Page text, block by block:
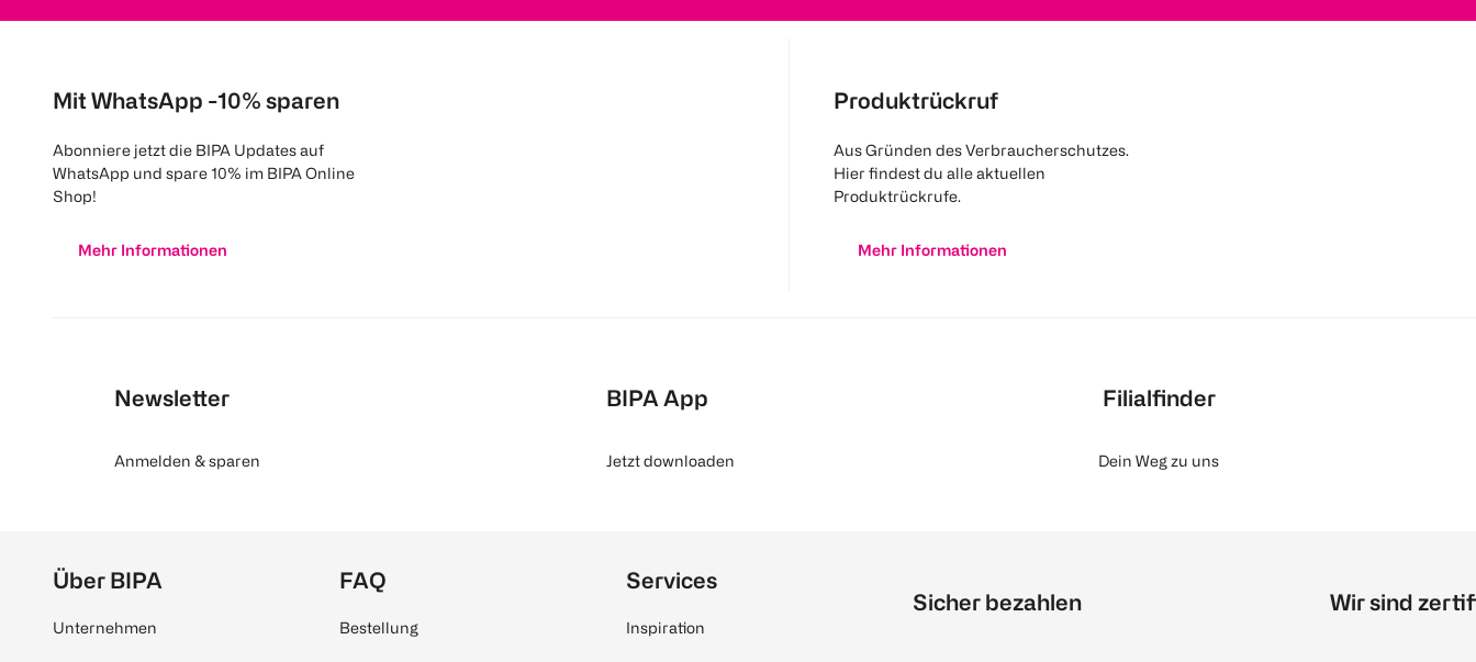
Mit WhatsApp -10% sparen
Abonniere jetzt die BIPA Updates auf
WhatsApp und spare 10% im BIPA Online
Shop!
Mehr Informationen
Produktrückruf
Aus Gründen des Verbraucherschutzes.
Hier findest du alle aktuellen
Produktrückrufe.
Mehr Informationen
Newsletter
Anmelden & sparen
BIPA App
Jetzt downloaden
Filialfinder
Dein Weg zu uns
Über BIPA
Unternehmen
FAQ
Bestellung
Services
Inspiration
Sicher bezahlen Wir sind